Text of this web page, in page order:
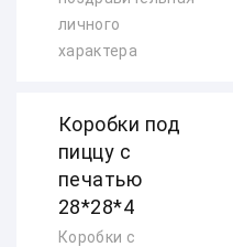
личного
характера
Коробки под
пиццу с
печатью
28*28*4
Коробки с